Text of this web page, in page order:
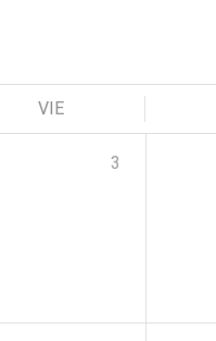
VIE
3